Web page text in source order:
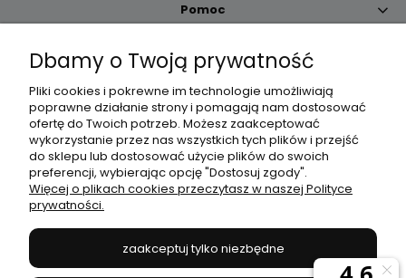
Pomoc
Moje konto
Płatności i dostawa
Informacje
Dbamy o Twoją prywatność
Pliki cookies i pokrewne im technologie umożliwiają
poprawne działanie strony i pomagają nam dostosować
ofertę do Twoich potrzeb. Możesz zaakceptować
wykorzystanie przez nas wszystkich tych plików i przejść
do sklepu lub dostosować użycie plików do swoich
preferencji, wybierając opcję "Dostosuj zgody".
Więcej o plikach cookies przeczytasz w naszej Polityce
prywatności.
zaakceptuj tylko niezbędne